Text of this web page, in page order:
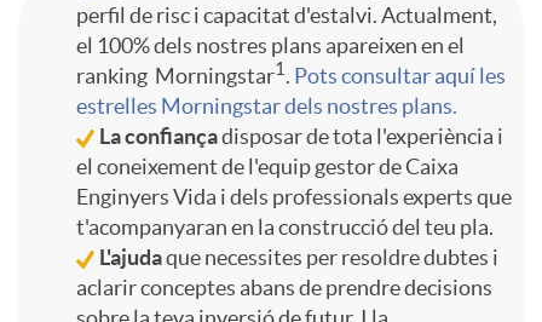
perfil de risc i capacitat d'estalvi. Actualment,
el 100% dels nostres plans apareixen en el
ranking Morningstar1 . Pots consultar aquí les
estrelles Morningstar dels nostres plans.
La confiançadisposar de tota l'experiència i
el coneixement de l'equip gestor de Caixa
Enginyers Vida i dels professionals experts que
t'acompanyaran en la construcció del teu pla.
L'ajudaque necessites per resoldre dubtes i
aclarir conceptes abans de prendre decisions